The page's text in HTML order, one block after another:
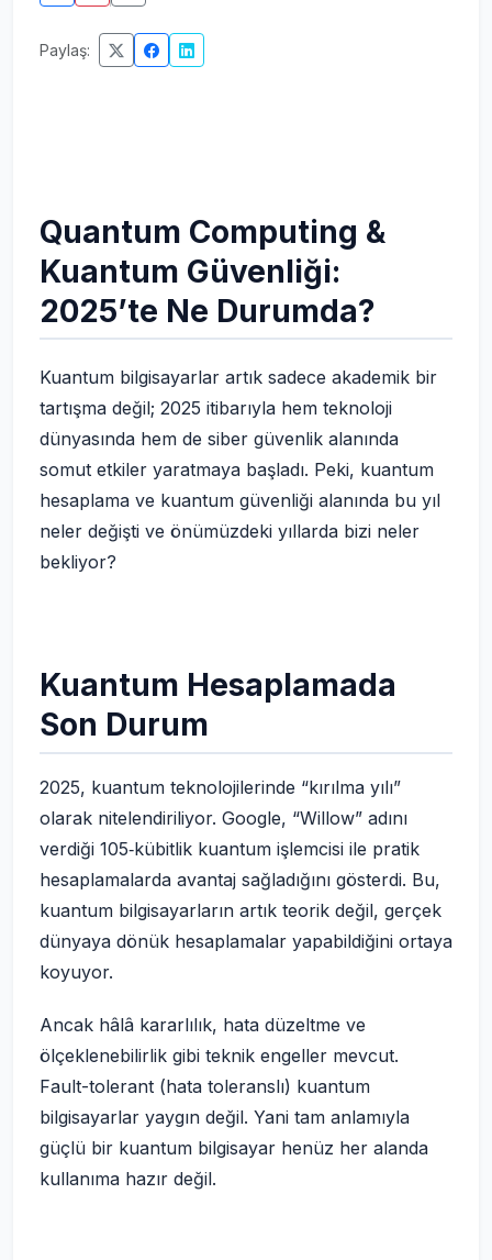
Paylaş:
Quantum Computing &
Kuantum Güvenliği:
2025’te Ne Durumda?
Kuantum bilgisayarlar artık sadece akademik bir
tartışma değil; 2025 itibarıyla hem teknoloji
dünyasında hem de siber güvenlik alanında
somut etkiler yaratmaya başladı. Peki, kuantum
hesaplama ve kuantum güvenliği alanında bu yıl
neler değişti ve önümüzdeki yıllarda bizi neler
bekliyor?
Kuantum Hesaplamada
Son Durum
2025, kuantum teknolojilerinde “kırılma yılı”
olarak nitelendiriliyor. Google, “Willow” adını
verdiği 105‑kübitlik kuantum işlemcisi ile pratik
hesaplamalarda avantaj sağladığını gösterdi. Bu,
kuantum bilgisayarların artık teorik değil, gerçek
dünyaya dönük hesaplamalar yapabildiğini ortaya
koyuyor.
Ancak hâlâ kararlılık, hata düzeltme ve
ölçeklenebilirlik gibi teknik engeller mevcut.
Fault-tolerant (hata toleranslı) kuantum
bilgisayarlar yaygın değil. Yani tam anlamıyla
güçlü bir kuantum bilgisayar henüz her alanda
kullanıma hazır değil.